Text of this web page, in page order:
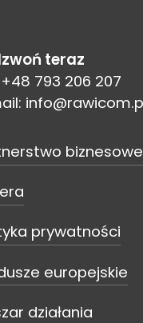
teraz
793 206 207
biznesowe
prywatności
europejskie
działania